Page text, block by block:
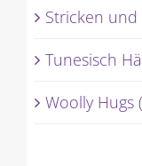
Stricken
Tunesisch
Woolly Hugs